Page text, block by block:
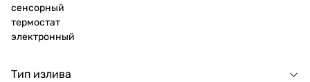
сенсорный
термостат
электронный
Тип излива